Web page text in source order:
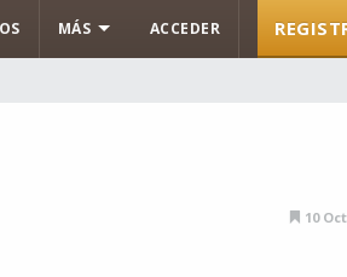
MÁS ACCEDER
10